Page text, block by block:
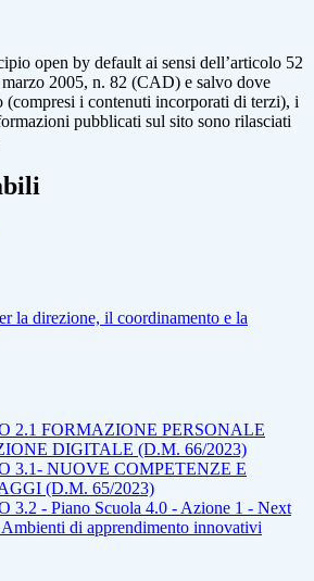
open by default ai sensi dell’articolo 52
2005, n. 82 (CAD) e salvo dove
(compresi i contenuti incorporati di terzi), i
pubblicati sul sito sono rilasciati
la direzione, il coordinamento e la
2.1 FORMAZIONE PERSONALE
DIGITALE (D.M. 66/2023)
3.1- NUOVE COMPETENZE E
(D.M. 65/2023)
3.2 - Piano Scuola 4.0 - Azione 1 - Next
Ambienti di apprendimento innovativi